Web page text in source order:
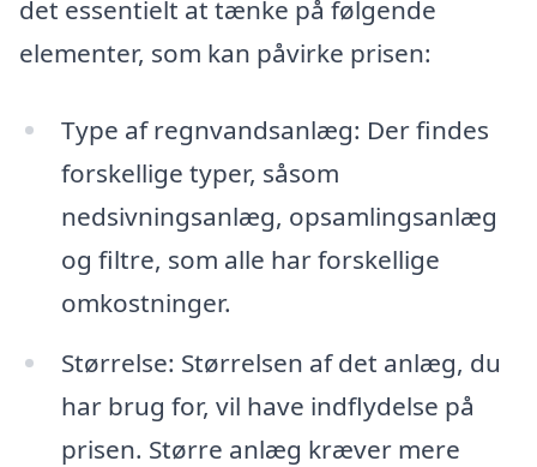
det essentielt at tænke på følgende
elementer, som kan påvirke prisen:
Type af regnvandsanlæg: Der findes
forskellige typer, såsom
nedsivningsanlæg, opsamlingsanlæg
og filtre, som alle har forskellige
omkostninger.
Størrelse: Størrelsen af det anlæg, du
har brug for, vil have indflydelse på
prisen. Større anlæg kræver mere